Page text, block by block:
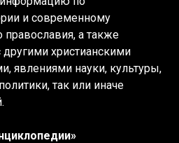
и современному
православия, а также
другими христианскими
явлениями науки, культуры,
так или иначе